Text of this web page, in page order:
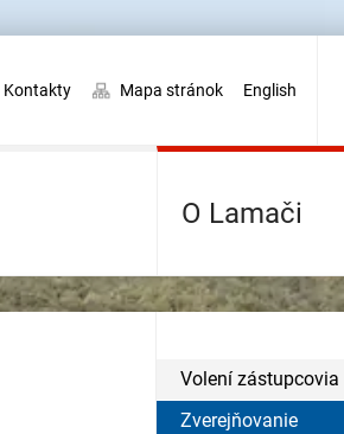
Kontakty Mapa stránok English
O Lamači
Volení zástupcovia
Zverejňovanie